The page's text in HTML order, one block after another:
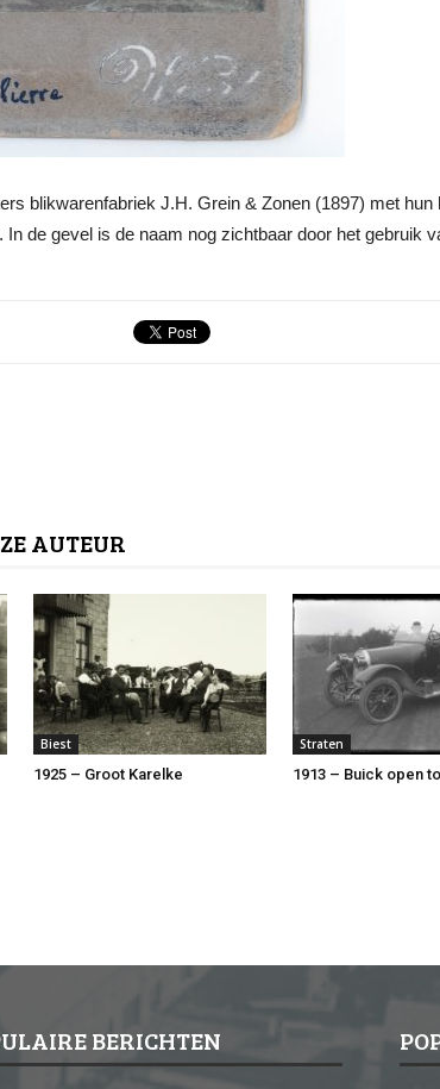
blikwarenfabriek J.H. Grein & Zonen (1897) met
de gevel is de naam nog zichtbaar door het gebruik
AUTEUR
Biest
1925 – Groot Karelke
Straten
1913 – Buick open
BERICHTEN